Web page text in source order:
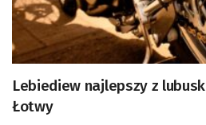
Lebiediew najlepszy z
Łotwy